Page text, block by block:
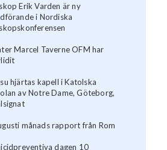
Erik Varden är ny
i Nordiska
Marcel Taverne OFM har
hjärtas kapell i Katolska
av Notre Dame, Göteborg,
månads rapport från Rom
dagen 10